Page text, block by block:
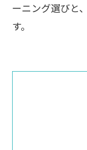
ーニング選びと
す。